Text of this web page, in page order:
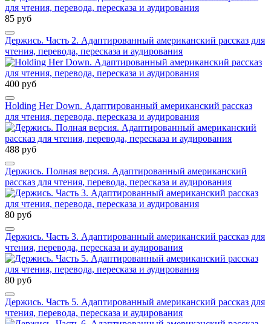
85 руб
Держись. Часть 2. Адаптированный американский рассказ для
чтения, перевода, пересказа и аудирования
400 руб
Holding Her Down. Адаптированный американский рассказ
для чтения, перевода, пересказа и аудирования
488 руб
Держись. Полная версия. Адаптированный американский
рассказ для чтения, перевода, пересказа и аудирования
80 руб
Держись. Часть 3. Адаптированный американский рассказ для
чтения, перевода, пересказа и аудирования
80 руб
Держись. Часть 5. Адаптированный американский рассказ для
чтения, перевода, пересказа и аудирования